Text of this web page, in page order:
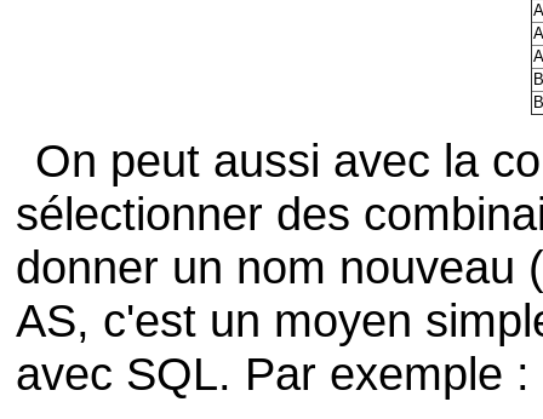
On peut aussi avec la
sélectionner des
donner un nom nouveau
AS, c'est un moyen
avec SQL. Par exemple :